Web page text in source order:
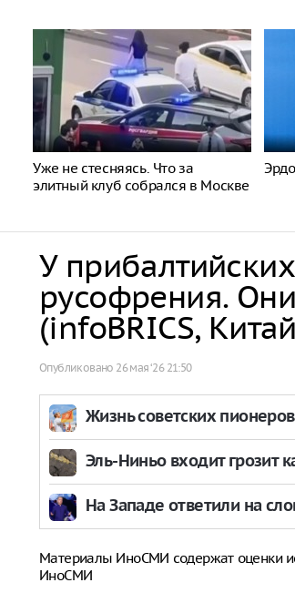
Уже не стесняясь. Что за
элитный клуб собрался в Москве
У
русофрения.
(infoBRICS,
Опубликовано 26 мая ‘26 21:50
Жизнь советских
Эль-Ниньо входит грозит
На Западе ответили на
Материалы ИноСМИ содержат оценки
ИноСМИ